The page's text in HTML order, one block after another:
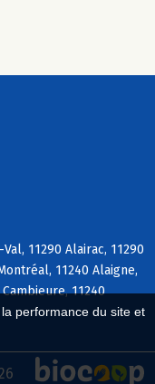
performance du site et
11290 Alairac, 11290
11240 Alaigne,
11240